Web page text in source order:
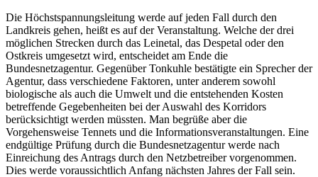
Die Höchstspannungsleitung werde auf jeden Fall durch den
Landkreis gehen, heißt es auf der Veranstaltung. Welche der drei
möglichen Strecken durch das Leinetal, das Despetal oder den
Ostkreis umgesetzt wird, entscheidet am Ende die
Bundesnetzagentur. Gegenüber Tonkuhle bestätigte ein Sprecher der
Agentur, dass verschiedene Faktoren, unter anderem sowohl
biologische als auch die Umwelt und die entstehenden Kosten
betreffende Gegebenheiten bei der Auswahl des Korridors
berücksichtigt werden müssten. Man begrüße aber die
Vorgehensweise Tennets und die Informationsveranstaltungen. Eine
endgültige Prüfung durch die Bundesnetzagentur werde nach
Einreichung des Antrags durch den Netzbetreiber vorgenommen.
Dies werde voraussichtlich Anfang nächsten Jahres der Fall sein.